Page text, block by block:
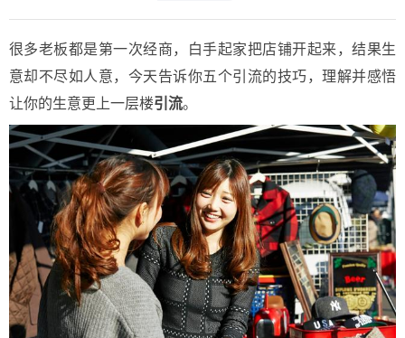
很多老板都是第一次经商，白手起家把店铺开起来，结果生
意却不尽如人意，今天告诉你五个引流的技巧，理解并感悟
让你的生意更上一层楼引流。